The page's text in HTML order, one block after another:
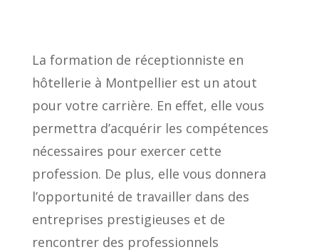
La formation de réceptionniste en
hôtellerie à Montpellier est un atout
pour votre carrière. En effet, elle vous
permettra d’acquérir les compétences
nécessaires pour exercer cette
profession. De plus, elle vous donnera
l’opportunité de travailler dans des
entreprises prestigieuses et de
rencontrer des professionnels